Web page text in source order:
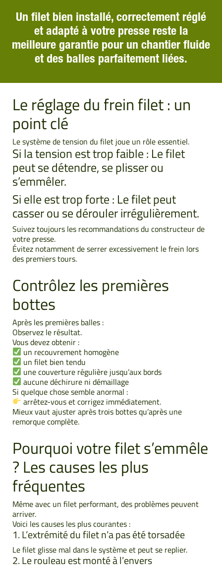
Un filet bien installé, correctement réglé
et adapté à votre presse reste la
meilleure garantie pour un chantier fluide
et des balles parfaitement liées.
Le réglage du frein filet : un
point clé
Le système de tension du filet joue un rôle essentiel.
Si la tension est trop faible : Le filet
peut se détendre, se plisser ou
s’emmêler.
Si elle est trop forte : Le filet peut
casser ou se dérouler irrégulièrement.
Suivez toujours les recommandations du constructeur de
votre presse.
Évitez notamment de serrer excessivement le frein lors
des premiers tours.
Contrôlez les premières
bottes
Après les premières balles :
Observez le résultat.
Vous devez obtenir :
un recouvrement homogène
un filet bien tendu
une couverture régulière jusqu’aux bords
aucune déchirure ni démaillage
Si quelque chose semble anormal :
arrêtez-vous et corrigez immédiatement.
Mieux vaut ajuster après trois bottes qu’après une
remorque complète.
Pourquoi votre filet s’emmêle
? Les causes les plus
fréquentes
Même avec un filet performant, des problèmes peuvent
arriver.
Voici les causes les plus courantes :
1. L’extrémité du filet n’a pas été torsadée
Le filet glisse mal dans le système et peut se replier.
2. Le rouleau est monté à l’envers